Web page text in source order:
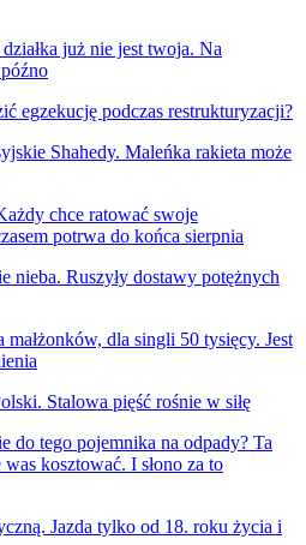
już nie jest twoja. Na
egzekucję podczas restrukturyzacji?
Shahedy. Maleńka rakieta może
chce ratować swoje
potrwa do końca sierpnia
nieba. Ruszyły dostawy potężnych
małżonków, dla singli 50 tysięcy. Jest
Stalowa pięść rośnie w siłę
do tego pojemnika na odpady? Ta
kosztować. I słono za to
Jazda tylko od 18. roku życia i